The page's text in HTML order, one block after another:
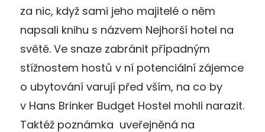
za nic, když sami jeho majitelé o něm
napsali knihu s názvem Nejhorší hotel na
světě. Ve snaze zabránit případným
stížnostem hostů v ní potenciální zájemce
o ubytování varují před vším, na co by
v Hans Brinker Budget Hostel mohli narazit.
Taktéž poznámka uveřejněná na